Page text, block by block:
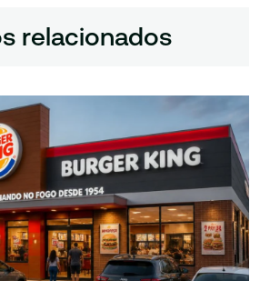
relacionados